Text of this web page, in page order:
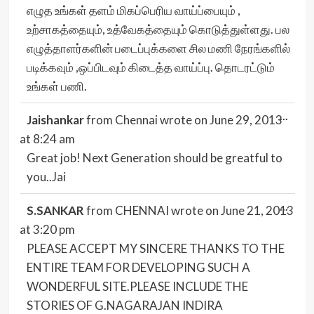
எழுத உங்கள் தளம் மிகப்பெரிய வாய்ப்பையும் ,
உற்சாகத்தையும், உத்வேகத்தையும் கொடுத்துள்ளது. பல
எழுத்தாளர்களின் படைப்புக்களை சில மணி நேரங்களில்
படிக்கவும் ,ஒப்பிடவும் கிடைத்த வாய்ப்பு. தொடரட்டும்
உங்கள் பணி.
Jaishankarfrom Chennaiwrote onJune 29, 2013
at 8:24 am
Great job! Next Generation should be greatful to
you..Jai
...
S.SANKARfrom CHENNAIwrote onJune 21, 2013
at3:20 pm
PLEASE ACCEPT MY SINCERE THANKS TO THE
ENTIRE TEAM FOR DEVELOPING SUCH A
WONDERFUL SITE.PLEASE INCLUDE THE
STORIES OF G.NAGARAJAN INDIRA
...
this